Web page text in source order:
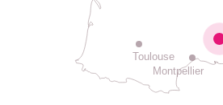
Montpellier
Toulouse